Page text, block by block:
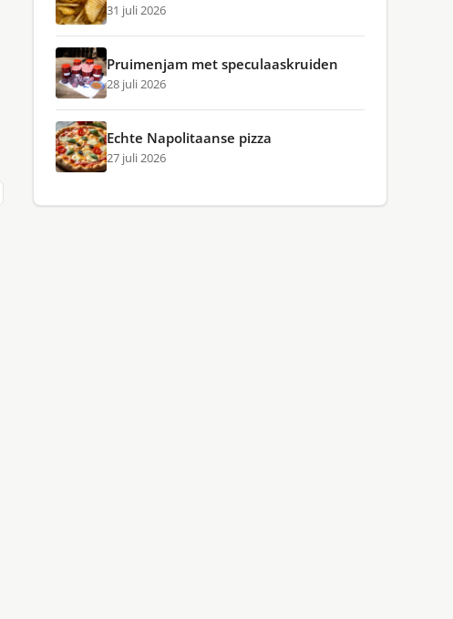
31 juli 2026
Pruimenjam met speculaaskruiden
28 juli 2026
Echte Napolitaanse pizza
27 juli 2026